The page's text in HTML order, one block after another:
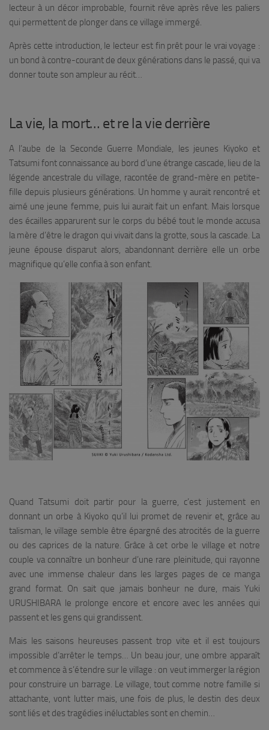
lecteur à un décor improbable, fournit rêve après rêve les paliers
qui permettent de plonger dans ce village immergé.
Après cette introduction, le lecteur est fin prêt pour le vrai voyage :
un bond à contre-courant de deux générations dans le passé, qui va
donner toute son ampleur au récit…
La vie, la mort… et re la vie derrière
A l’aube de la Seconde Guerre Mondiale, les jeunes Kiyoko et
Tatsumi font connaissance au bord d’une étrange cascade, lieu de la
légende ancestrale du village, racontée de grand-mère en petite-
fille depuis plusieurs générations. Un homme y aurait rencontré et
aimé une jeune femme, puis lui aurait fait un enfant. Mais lorsque
des écailles apparurent sur le corps du bébé tout le monde accusa
la mère d’être le dragon qui vivait dans la grotte, sous la cascade. La
jeune épouse disparut alors, abandonnant derrière elle un orbe
magnifique qu’elle confia à son enfant.
Quand Tatsumi doit partir pour la guerre, c’est justement en
donnant un orbe à Kiyoko qu’il lui promet de revenir et, grâce au
talisman, le village semble être épargné des atrocités de la guerre
ou des caprices de la nature. Grâce à cet orbe le village et notre
couple va connaître un bonheur d’une rare pleinitude, qui rayonne
avec une immense chaleur dans les larges pages de ce manga
grand format. On sait que jamais bonheur ne dure, mais Yuki
URUSHIBARA le prolonge encore et encore avec les années qui
passent et les gens qui grandissent.
Mais les saisons heureuses passent trop vite et il est toujours
impossible d’arrêter le temps… Un beau jour, une ombre apparaît
et commence à s’étendre sur le village : on veut immerger la région
pour construire un barrage. Le village, tout comme notre famille si
attachante, vont lutter mais, une fois de plus, le destin des deux
sont liés et des tragédies inéluctables sont en chemin…